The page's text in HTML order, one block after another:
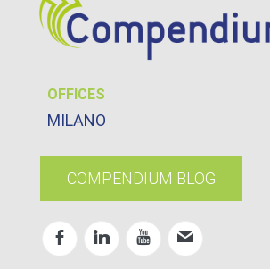
OFFICES
MILANO
COMPENDIUM BLOG